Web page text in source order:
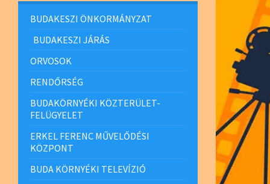
BUDAKESZI ÖNKORMÁNYZAT
BUDAKESZI JÁRÁS
ORVOSOK
RENDŐRSÉG
BUDAKÖRNYÉKI KÖZTERÜLET-
FELÜGYELET
ERKEL FERENC MŰVELŐDÉSI
KÖZPONT
BUDA KÖRNYÉKI TELEVÍZIÓ